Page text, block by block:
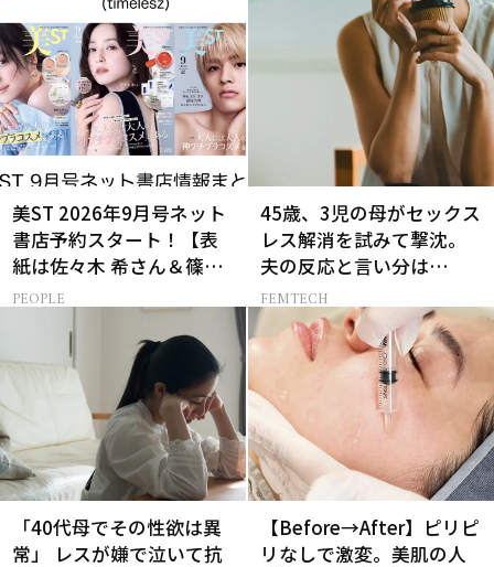
美ST 2026年9月号ネット
書店予約スタート！【表
紙は佐々木 希さん＆篠塚
大輝さん】
PEOPLE
45歳、3児の母がセックス
レス解消を試みて撃沈。
夫の反応と言い分は…
FEMTECH
「40代母でその性欲は異
常」 レスが嫌で泣いて抗
【Before→After】ピリピ
リなしで激変。美肌の人